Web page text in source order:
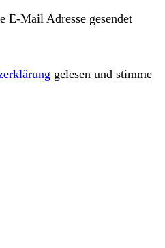
E-Mail Adresse gesendet
gelesen und stimme